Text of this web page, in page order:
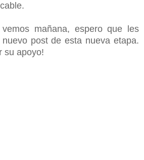
mañana, espero que les
post de esta nueva etapa.
su apoyo!